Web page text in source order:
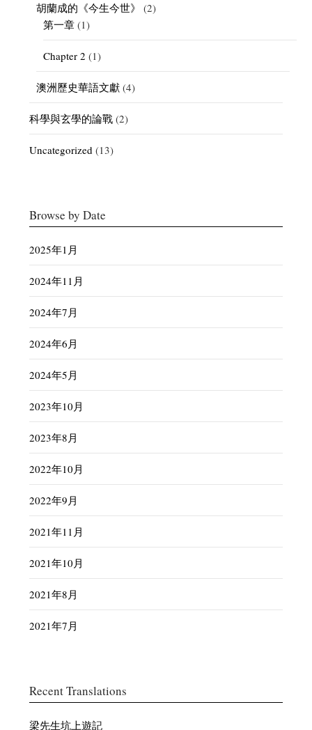
胡蘭成的《今生今世》 (2)
第一章 (1)
Chapter 2 (1)
澳洲歷史華語文獻 (4)
科學與玄學的論戰 (2)
Uncategorized (13)
Browse by Date
2025年1月
2024年11月
2024年7月
2024年6月
2024年5月
2023年10月
2023年8月
2022年10月
2022年9月
2021年11月
2021年10月
2021年8月
2021年7月
Recent Translations
梁先生坑上遊記